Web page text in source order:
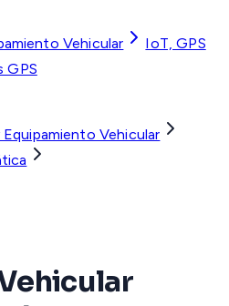
Vehicular
IoT, GPS
GPS
Vehicular